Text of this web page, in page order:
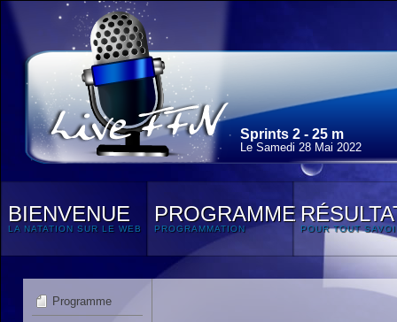
Sprints 2 - 25 m
Le Samedi 28 Mai 2022
BIENVENUE
LA NATATION SUR LE WEB
PROGRAMME
PROGRAMMATION POUR TOUT
Programme